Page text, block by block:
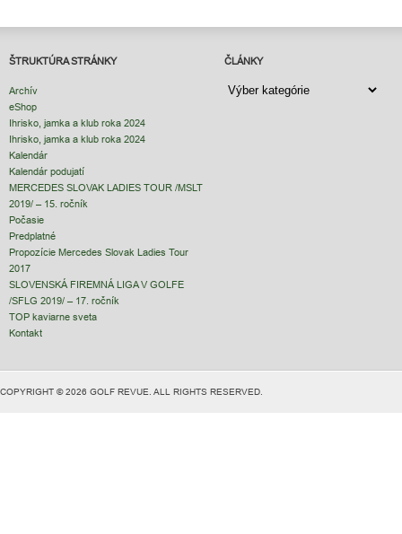
ŠTRUKTÚRA STRÁNKY
Archív
eShop
Ihrisko, jamka a klub roka 2024
Ihrisko, jamka a klub roka 2024
Kalendár
Kalendár podujatí
MERCEDES SLOVAK LADIES TOUR /MSLT
2019/ – 15. ročník
Počasie
Predplatné
Propozície Mercedes Slovak Ladies Tour
2017
SLOVENSKÁ FIREMNÁ LIGA V GOLFE
/SFLG 2019/ – 17. ročník
TOP kaviarne sveta
Kontakt
ČLÁNKY
ČLÁNKY
COPYRIGHT © 2026 GOLF REVUE. ALL RIGHTS RESERVED.